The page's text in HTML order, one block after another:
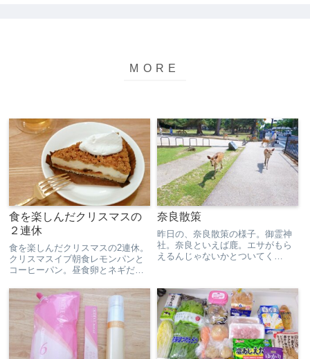
食を楽しんだクリスマスの
２連休
食を楽しんだクリスマスの2連休。
クリスマスイブ朝食レモンパンと
コーヒーパン。昼食卵とネギだけ
ー。食後は、スタバの『ナッツ＆
キャラメルチーズケーキ』クリス
マス朝食昨日、出先で購入したパ
ン。メロンパンとナッツとクリ...
奈良散策
昨日の、奈良散策の様子。御霊神
社。奈良といえば鹿。エサがもら
えるんじゃないかとついてく
べてました。ならまちに戻って、
北欧雑貨の販売もしてる小さなお
店で休憩。ほうじ茶ゼリーとほう
じ茶ア...